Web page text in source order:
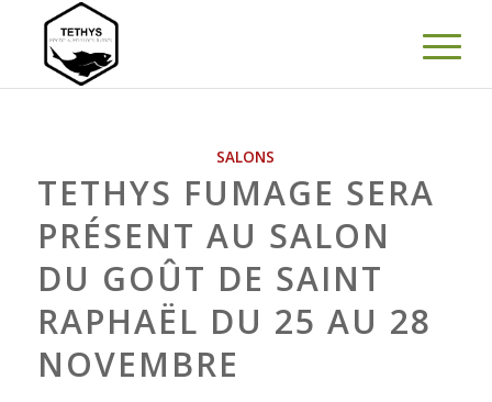
SALONS
TETHYS FUMAGE SERA
PRÉSENT AU SALON
DU GOÛT DE SAINT
RAPHAËL DU 25 AU 28
NOVEMBRE